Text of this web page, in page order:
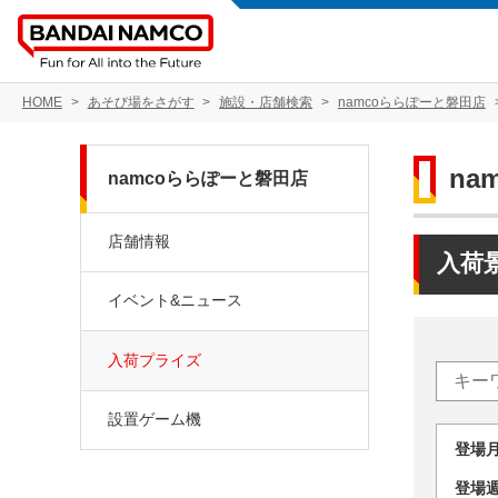
HOME あそび場をさがす 施設・店舗検索 namcoららぽーと磐田店
入荷
登
登
namcoららぽーと磐田店
店舗情報
イベント&ニュース
入荷プライズ
設置ゲーム機